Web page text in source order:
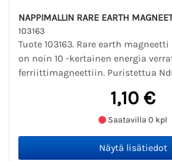
NAPPIMALLIN RARE EARTH
103163
Tuote 103163. Rare earth
on noin 10 -kertainen energia
ferriittimagneettiin. Puristettua
1,10 €
Saatavilla 0 kpl